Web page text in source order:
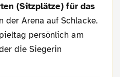
(Sitzplätze) für das
der Arena auf Schlacke.
persönlich am
die Siegerin